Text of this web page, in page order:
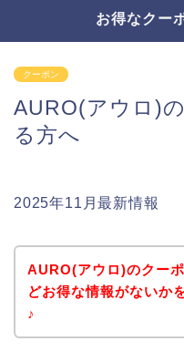
お得なクー
クーポン
AURO(アウロ)
る方へ
2025年11月最新情報
AURO(アウロ)のクー
どお得な情報がないか
♪